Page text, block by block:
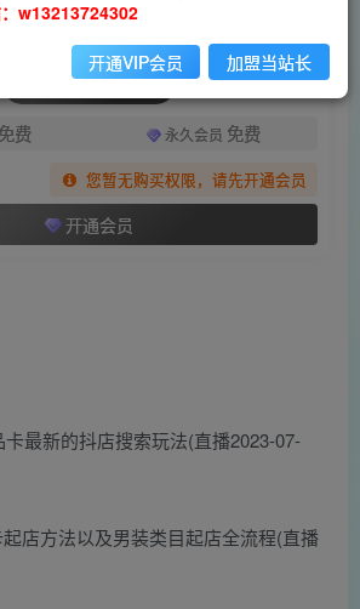
请付费后查看
会员专属资源
免费 永久会员 免费
您暂无购买权限，请先开通会员
开通会员
最新的抖店搜索玩法(直播2023-07-
店方法以及男装类目起店全流程(直播
w13213724302
开通VIP会员 加盟当站长